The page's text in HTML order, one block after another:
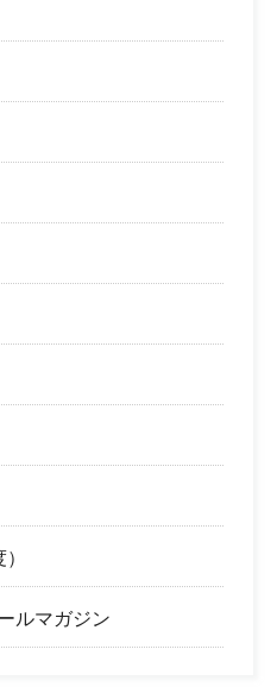
ルマガジン